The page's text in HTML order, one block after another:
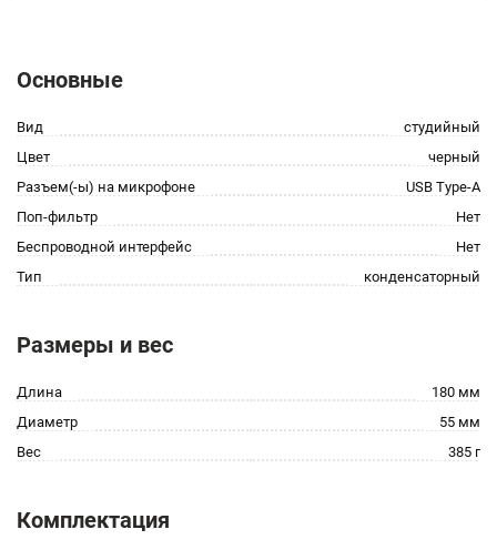
Основные
Вид
студийный
Цвет
черный
Разъем(-ы) на микрофоне
USB Type-A
Поп-фильтр
Нет
Беспроводной интерфейс
Нет
Тип
конденсаторный
Размеры и вес
Длина
180 мм
Диаметр
55 мм
Вес
385 г
Комплектация